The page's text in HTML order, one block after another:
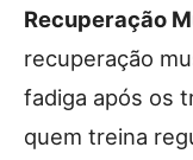
Recuperação
recuperação
fadiga após os
quem treina